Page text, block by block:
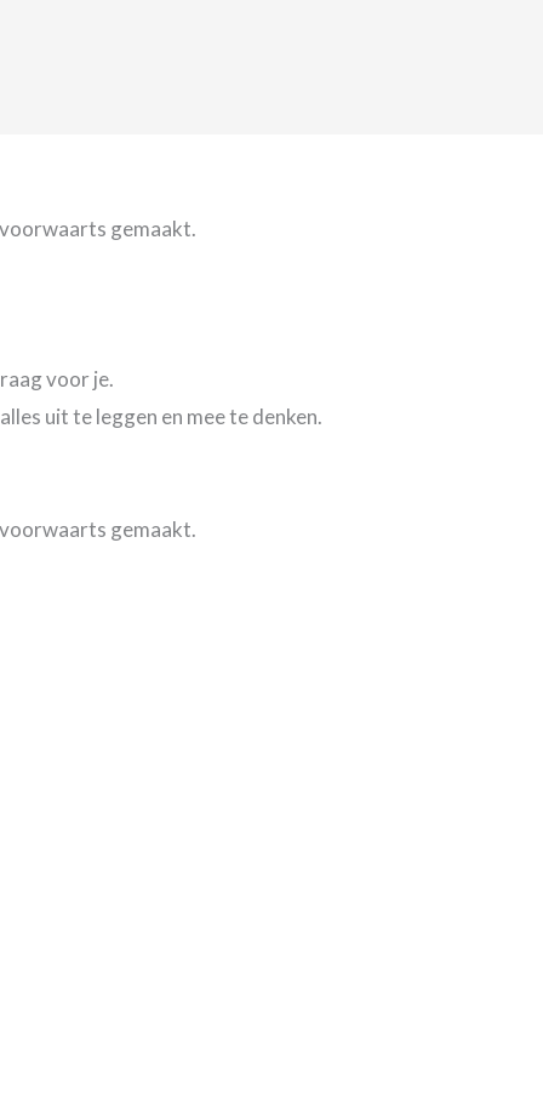
gemaakt.
voor je.
uit te leggen en mee te denken.
gemaakt.